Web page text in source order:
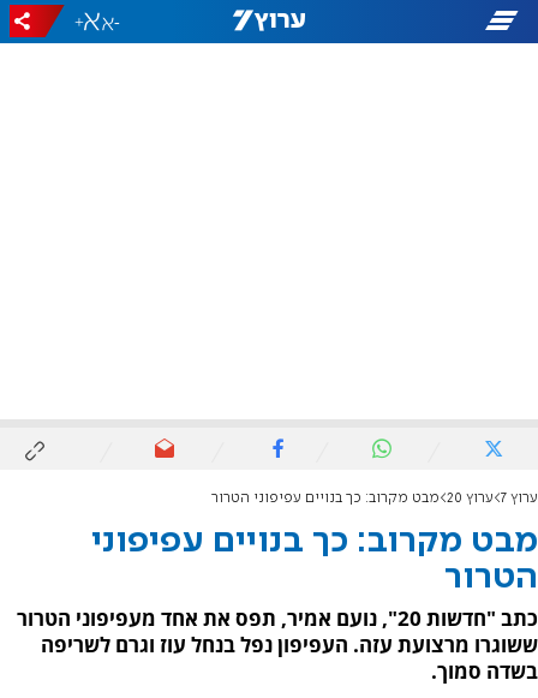
-
+
ערוץ 7 ערוץ 20 מבט מקרוב: כך בנויים עפיפוני הטרור
מבט מקרוב: כך בנויים עפיפוני
הטרור
כתב "חדשות 20", נועם אמיר, תפס את אחד מעפיפוני הטרור
ששוגרו מרצועת עזה. העפיפון נפל בנחל עוז וגרם לשריפה
בשדה סמוך.